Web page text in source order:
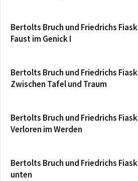
Bertolts Bruch und Friedrichs
Faust im Genick I
Bertolts Bruch und Friedrichs
Zwischen Tafel und Traum
Bertolts Bruch und Friedrichs
Verloren im Werden
Bertolts Bruch und Friedrichs
unten